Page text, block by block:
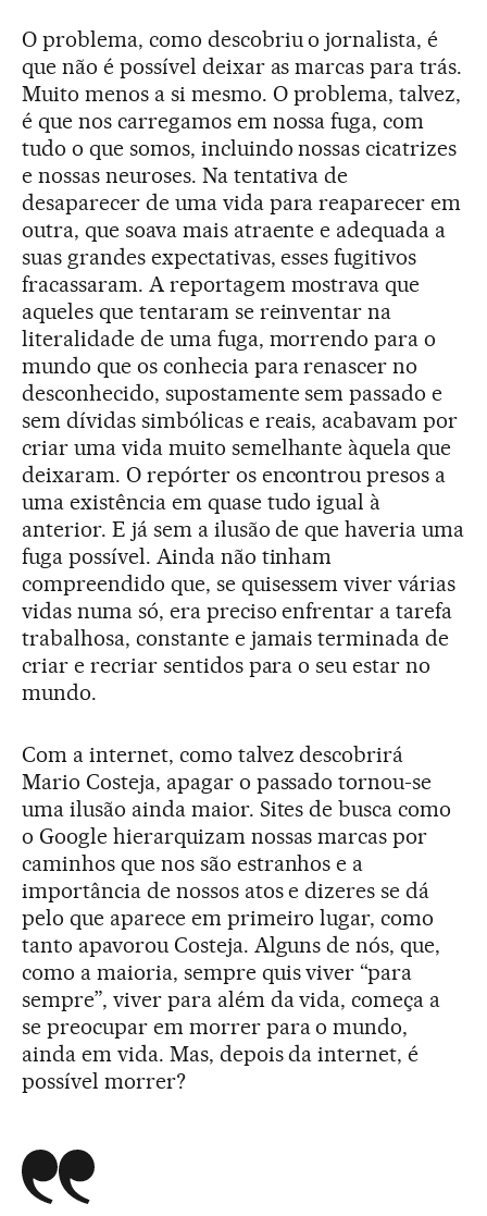
O problema, como descobriu o jornalista, é
que não é possível deixar as marcas para trás.
Muito menos a si mesmo. O problema, talvez,
é que nos carregamos em nossa fuga, com
tudo o que somos, incluindo nossas cicatrizes
e nossas neuroses. Na tentativa de
desaparecer de uma vida para reaparecer em
outra, que soava mais atraente e adequada a
suas grandes expectativas, esses fugitivos
fracassaram. A reportagem mostrava que
aqueles que tentaram se reinventar na
literalidade de uma fuga, morrendo para o
mundo que os conhecia para renascer no
desconhecido, supostamente sem passado e
sem dívidas simbólicas e reais, acabavam por
criar uma vida muito semelhante àquela que
deixaram. O repórter os encontrou presos a
uma existência em quase tudo igual à
anterior. E já sem a ilusão de que haveria uma
fuga possível. Ainda não tinham
compreendido que, se quisessem viver várias
vidas numa só, era preciso enfrentar a tarefa
trabalhosa, constante e jamais terminada de
criar e recriar sentidos para o seu estar no
mundo.
Com a internet, como talvez descobrirá
Mario Costeja, apagar o passado tornou-se
uma ilusão ainda maior. Sites de busca como
o Google hierarquizam nossas marcas por
caminhos que nos são estranhos e a
importância de nossos atos e dizeres se dá
pelo que aparece em primeiro lugar, como
tanto apavorou Costeja. Alguns de nós, que,
como a maioria, sempre quis viver “para
sempre”, viver para além da vida, começa a
se preocupar em morrer para o mundo,
ainda em vida. Mas, depois da internet, é
possível morrer?